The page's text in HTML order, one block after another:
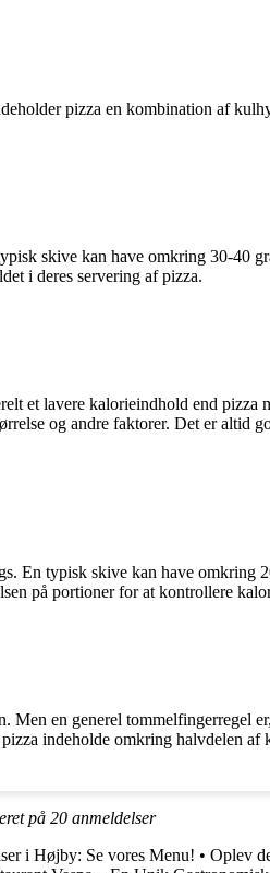
pizza en kombination af
skive kan have omkring 30-40
i deres servering af pizza.
et lavere kalorieindhold end
og andre faktorer. Det er altid
En typisk skive kan have omkring
på portioner for at kontrollere
en generel tommelfingerregel
indeholde omkring halvdelen
på 20 anmeldelser
i Højby: Se vores Menu! • Oplev